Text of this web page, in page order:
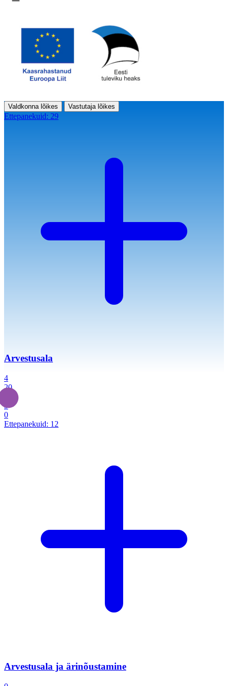
Valdkonna lõikes Vastutaja lõikes
Ettepanekuid: 29
Arvestusala
4
20
3
0
Ettepanekuid: 12
Arvestusala ja ärinõustamine